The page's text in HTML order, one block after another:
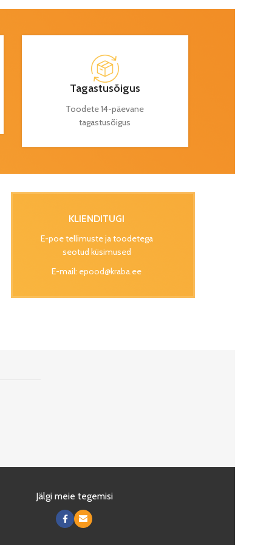
Tagastusõigus
Toodete 14-päevane
tagastusõigus
KLIENDITUGI
E-poe tellimuste ja toodetega
seotud küsimused
E-mail: epood@kraba.ee
Jälgi meie tegemisi